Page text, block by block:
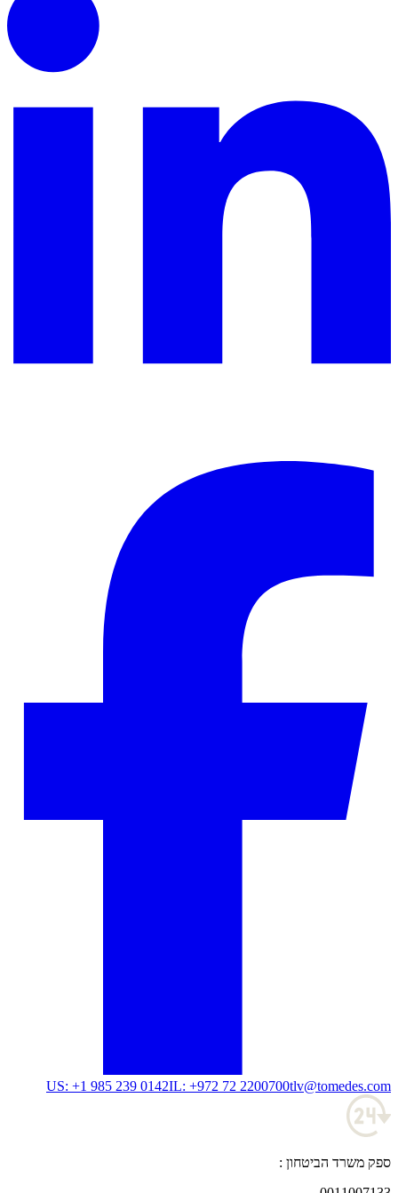
US: +1 985 239 0142IL: +972 72 2200700tlv@tomedes.com
ספק משרד הביטחון :